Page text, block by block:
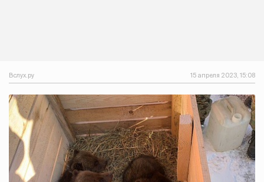
Вслух.ру 15 апреля 2023, 15:08